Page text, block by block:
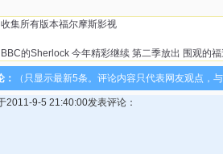
收集所有版本福尔摩斯影视
BBC的Sherlock 今年精彩继续 第二季放出 围观的
： （只显示最新5条。评论内容只代表网友观点，
2011-9-5 21:40:00发表评论：